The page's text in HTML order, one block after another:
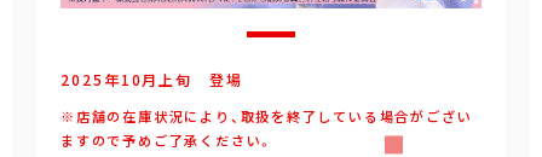
2025年10月 上旬 登場
※店舗の在庫状況により、取扱を終了している場合がござい
ますので予めご了承ください。